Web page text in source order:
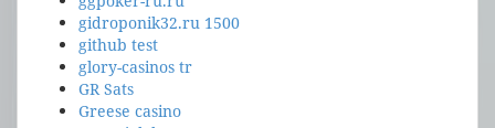
gidroponik32.ru 1500
github test
glory-casinos tr
GR Sats
Greese casino